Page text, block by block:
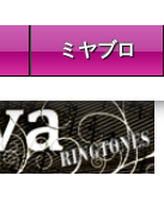
ミヤブロ